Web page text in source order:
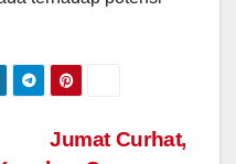
Jumat Curhat,